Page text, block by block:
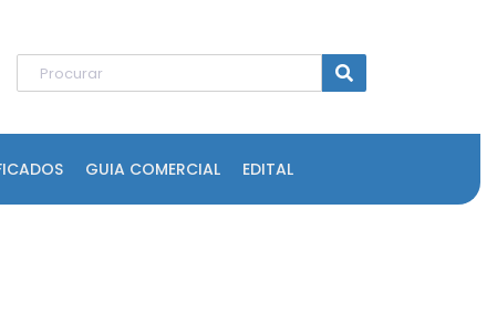
GUIA COMERCIAL EDITAL